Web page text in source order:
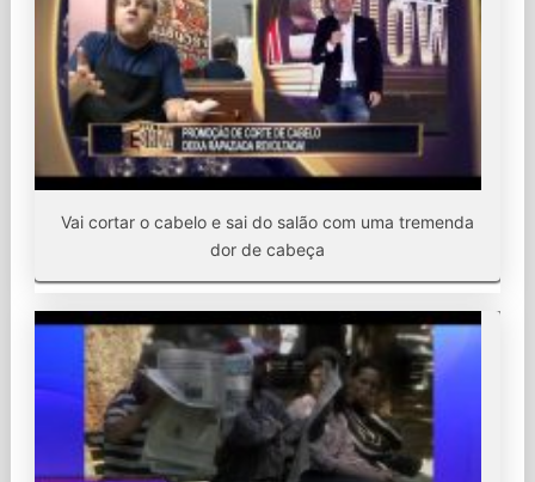
Vai cortar o cabelo e sai do salão com uma tremenda
dor de cabeça